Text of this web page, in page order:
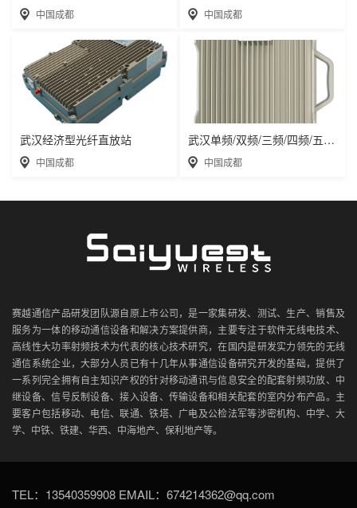
中国成都 中国成都
武汉经济型光纤直放站
中国成都
武汉单频/双频/三频/四频/五频电信级无线直
中国成都
赛越通信产品研发团队源自原上市公司，是一家集研发、测试、生产、销售及
服务为一体的移动通信设备和解决方案提供商，主要专注于软件无线电技术、
高线性大功率射频技术为代表的核心技术研究，在国内是研发实力领先的无线
通信系统企业，大部分人员已有十几年从事通信设备研究开发的基础，提供了
一系列完全拥有自主知识产权的针对移动通讯与信息安全的配套射频功放、中
继设备、信号反制设备、接入设备、传输设备和相关配套的室内分布产品。主
要客户包括移动、电信、联通、铁塔、广电及公检法军等涉密机构、中学、大
学、中铁、铁建、华西、中海地产、保利地产等。
TEL：13540359908 EMAIL：674214362@qq.com